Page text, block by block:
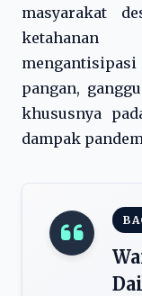
masyarakat
ketahanan
pangan,
khususnya
dampak